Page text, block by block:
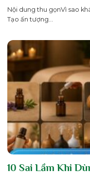
Nội dung thu gọnVì sao
Tạo ấn tượng...
10 Sai Lầm Khi